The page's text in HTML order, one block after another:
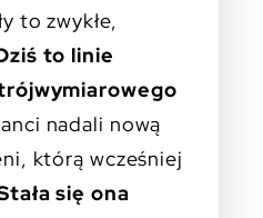
to zwykłe,
to linie
nadali nową
którą wcześniej
się ona